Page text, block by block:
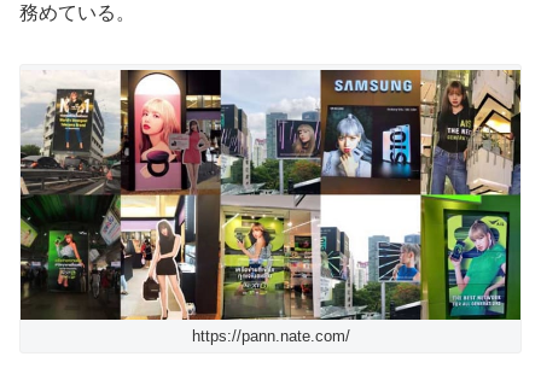
務めている。
https://pann.nate.com/